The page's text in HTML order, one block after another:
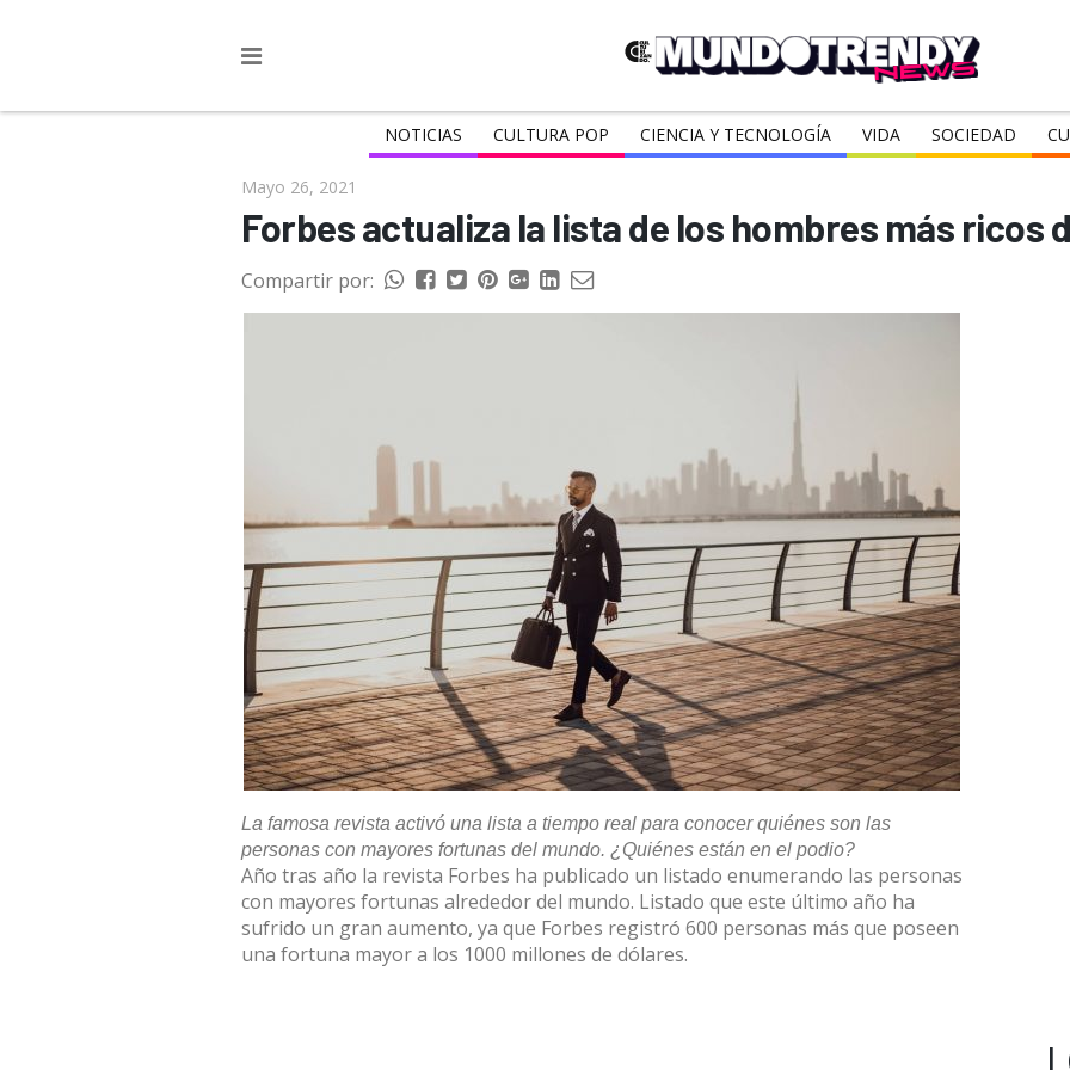
NOTICIAS CULTURA POP CIENCIA Y TECNOLOGÍA VIDA SOCIEDAD
Mayo 26, 2021
Forbes actualiza la lista de los hombres más ricos
Compartir por:
La famosa revista activó una lista a tiempo real para conocer quiénes son las
personas con mayores fortunas del mundo. ¿Quiénes están en el podio?
Año tras año la revista Forbes ha publicado un listado enumerando las personas
con mayores fortunas alrededor del mundo. Listado que este último año ha
sufrido un gran aumento, ya que Forbes registró 600 personas más que poseen
una fortuna mayor a los 1000 millones de dólares.